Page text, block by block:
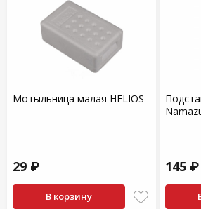
Мотыльница малая HELIOS
29 ₽
В корзину
145 ₽